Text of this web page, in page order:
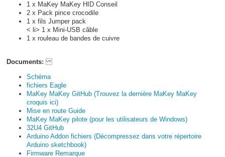
1 x MaKey MaKey HID Conseil
2 x Pack pince crocodile
1 x fils Jumper pack
< li> 1 x Mini-USB câble
1 x rouleau de bandes de cuivre
Documents:
Schéma
fichiers Eagle
MaKey MaKey GitHub (Trouvez la dernière MaKey MaKey
croquis ici)
Mise en route Guide
MaKey MaKey pilote (pour les utilisateurs de Windows)
32U4 GitHub
Arduino Addon fichiers (Décompressez dans votre répertoire
Arduino sketchbook)
Firmware Remarque